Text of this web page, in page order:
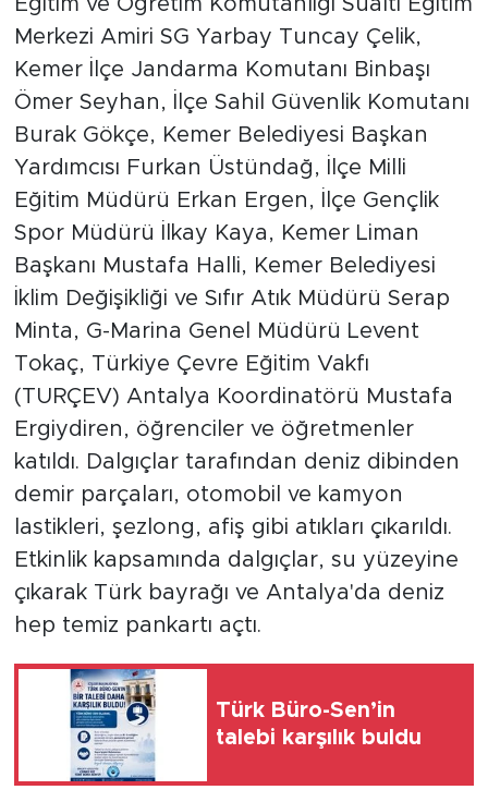
Eğitim ve Öğretim Komutanlığı Sualtı Eğitim
Merkezi Amiri SG Yarbay Tuncay Çelik,
Kemer İlçe Jandarma Komutanı Binbaşı
Ömer Seyhan, İlçe Sahil Güvenlik Komutanı
Burak Gökçe, Kemer Belediyesi Başkan
Yardımcısı Furkan Üstündağ, İlçe Milli
Eğitim Müdürü Erkan Ergen, İlçe Gençlik
Spor Müdürü İlkay Kaya, Kemer Liman
Başkanı Mustafa Halli, Kemer Belediyesi
İklim Değişikliği ve Sıfır Atık Müdürü Serap
Minta, G-Marina Genel Müdürü Levent
Tokaç, Türkiye Çevre Eğitim Vakfı
(TURÇEV) Antalya Koordinatörü Mustafa
Ergiydiren, öğrenciler ve öğretmenler
katıldı. Dalgıçlar tarafından deniz dibinden
demir parçaları, otomobil ve kamyon
lastikleri, şezlong, afiş gibi atıkları çıkarıldı.
Etkinlik kapsamında dalgıçlar, su yüzeyine
çıkarak Türk bayrağı ve Antalya'da deniz
hep temiz pankartı açtı.
Türk Büro-Sen’in
talebi karşılık buldu